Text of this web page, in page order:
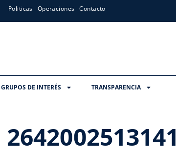
Politicas Operaciones Contacto
GRUPOS DE INTERÉS TRANSPARENCIA
2642002513141